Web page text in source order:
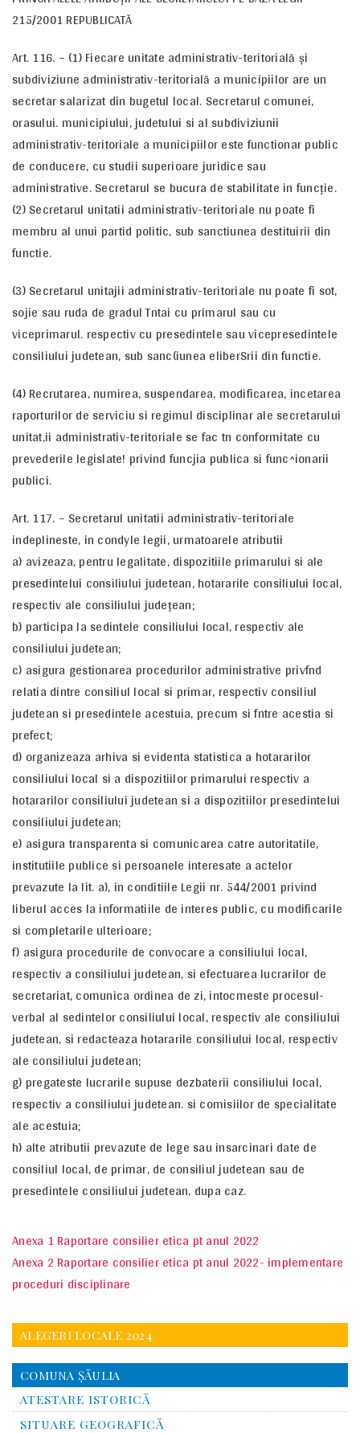
215/2001 REPUBLICATĂ
Art. 116. – (1) Fiecare unitate administrativ-teritorială şi
subdiviziune administrativ-teritorială a municipiilor are un
secretar salarizat din bugetul local. Secretarul comunei,
orasului. municipiului, judetului si al subdiviziunii
administrativ-teritoriale a municipiilor este functionar public
de conducere, cu studii superioare juridice sau
administrative. Secretarul se bucura de stabilitate in funcţie.
(2) Secretarul unitatii administrativ-teritoriale nu poate fi
membru al unui partid politic, sub sanctiunea destituirii din
functie.
(3) Secretarul unitajii administrativ-teritoriale nu poate fi sot,
sojie sau ruda de gradul Tntai cu primarul sau cu
viceprimarul. respectiv cu presedintele sau vicepresedintele
consiliului judetean, sub sanc(iunea eliberSrii din functie.
(4) Recrutarea, numirea, suspendarea, modificarea, incetarea
raporturilor de serviciu si regimul disciplinar ale secretarului
unitat,ii administrativ-teritoriale se fac tn conformitate cu
prevederile legislate! privind funcjia publica si func^ionarii
publici.
Art. 117. – Secretarul unitatii administrativ-teritoriale
indeplineste, in condyle legii, urmatoarele atributii
a) avizeaza, pentru legalitate, dispozitiile primarului si ale
presedintelui consiliului judetean, hotararile consiliului local,
respectiv ale consiliului judeţean;
b) participa la sedintele consiliului local, respectiv ale
consiliului judetean;
c) asigura gestionarea procedurilor administrative privfnd
relatia dintre consiliul local si primar, respectiv consiliul
judetean si presedintele acestuia, precum si fntre acestia si
prefect;
d) organizeaza arhiva si evidenta statistica a hotararilor
consiliului local si a dispozitiilor primarului respectiv a
hotararilor consiliului judetean si a dispozitiilor presedintelui
consiliului judetean;
e) asigura transparenta si comunicarea catre autoritatile,
institutiile publice si persoanele interesate a actelor
prevazute la lit. a), in conditiile Legii nr. 544/2001 privind
liberul acces la informatiile de interes public, cu modificarile
si completarile ulterioare;
f) asigura procedurile de convocare a consiliului local,
respectiv a consiliului judetean, si efectuarea lucrarilor de
secretariat, comunica ordinea de zi, intocmeste procesul-
verbal al sedintelor consiliului local, respectiv ale consiliului
judetean, si redacteaza hotararile consiliului local, respectiv
ale consiliului judetean;
g) pregateste lucrarile supuse dezbaterii consiliului local,
respectiv a consiliului judetean. si comisiilor de specialitate
ale acestuia;
h) alte atributii prevazute de lege sau insarcinari date de
consiliul local, de primar, de consiliul judetean sau de
presedintele consiliului judetean, dupa caz.
Anexa 1 Raportare consilier etica pt anul 2022
Anexa 2 Raportare consilier etica pt anul 2022- implementare
proceduri disciplinare
ALEGERI LOCALE 2024
COMUNA ŞĂULIA
ATESTARE ISTORICĂ
SITUARE GEOGRAFICĂ